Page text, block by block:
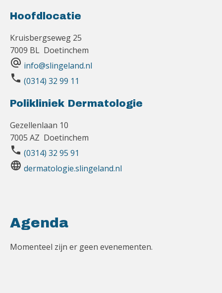
Hoofdlocatie
Kruisbergseweg 25
7009 BL Doetinchem
alternate_email info@slingeland.nl
phone (0314) 32 99 11
Polikliniek Dermatologie
Gezellenlaan 10
7005 AZ Doetinchem
phone (0314) 32 95 91
language dermatologie.slingeland.nl
Agenda
Momenteel zijn er geen evenementen.